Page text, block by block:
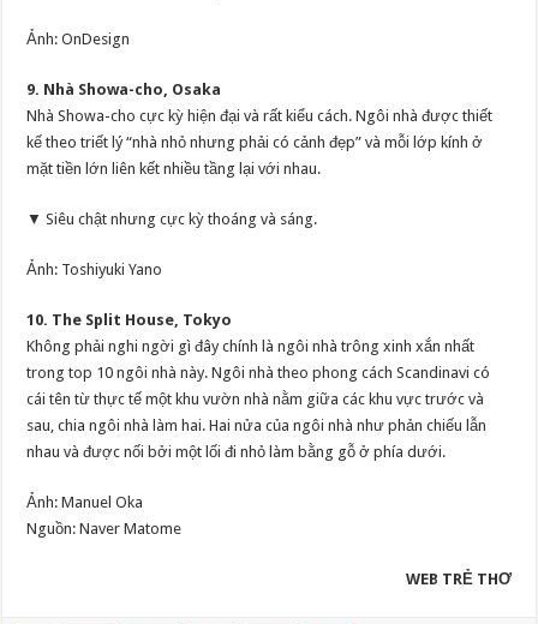
Ảnh: OnDesign
9. Nhà Showa-cho, Osaka
Nhà Showa-cho cực kỳ hiện đại và rất kiểu cách. Ngôi nhà được thiết
kế theo triết lý “nhà nhỏ nhưng phải có cảnh đẹp” và mỗi lớp kính ở
mặt tiền lớn liên kết nhiều tầng lại với nhau.
▼ Siêu chật nhưng cực kỳ thoáng và sáng.
Ảnh: Toshiyuki Yano
10. The Split House, Tokyo
Không phải nghi ngời gì đây chính là ngôi nhà trông xinh xắn nhất
trong top 10 ngôi nhà này. Ngôi nhà theo phong cách Scandinavi có
cái tên từ thực tế một khu vườn nhà nằm giữa các khu vực trước và
sau, chia ngôi nhà làm hai. Hai nửa của ngôi nhà như phản chiếu lẫn
nhau và được nối bởi một lối đi nhỏ làm bằng gỗ ở phía dưới.
Ảnh: Manuel Oka
Nguồn: Naver Matome
WEB TRẺ THƠ